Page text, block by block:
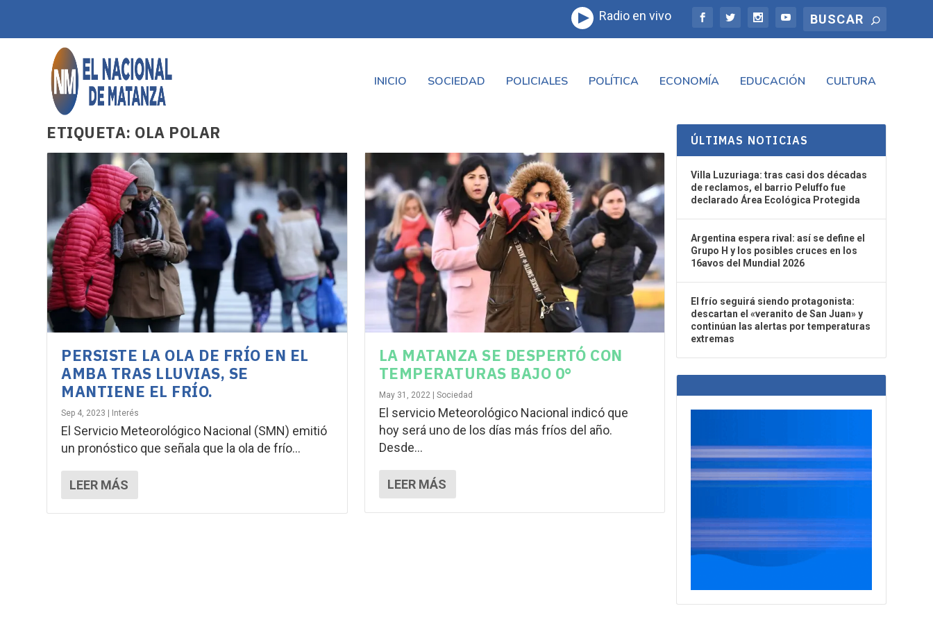
Radio en vivo
INICIO SOCIEDAD POLICIALES POLÍTICA ECONOMÍA EDUCACIÓN CULTURA
ETIQUETA: OLA POLAR
PERSISTE LA OLA DE FRÍO EN EL
AMBA TRAS LLUVIAS, SE
MANTIENE EL FRÍO.
Sep 4, 2023 | Interés
El Servicio Meteorológico Nacional (SMN) emitió
un pronóstico que señala que la ola de frío...
LEER MÁS
LA MATANZA SE DESPERTÓ CON
TEMPERATURAS BAJO 0°
May 31, 2022 | Sociedad
El servicio Meteorológico Nacional indicó que
hoy será uno de los días más fríos del año.
Desde...
LEER MÁS
ÚLTIMAS NOTICIAS
Villa Luzuriaga: tras casi dos décadas
de reclamos, el barrio Peluffo fue
declarado Área Ecológica Protegida
Argentina espera rival: así se define el
Grupo H y los posibles cruces en los
16avos del Mundial 2026
El frío seguirá siendo protagonista:
descartan el «veranito de San Juan» y
continúan las alertas por temperaturas
extremas